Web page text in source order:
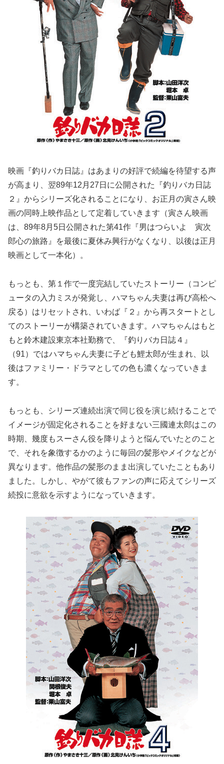
映画『釣りバカ日誌』はあまりの好評で続編を待望する声
が高まり、翌89年12月27日に公開された『釣りバカ日誌
２』からシリーズ化されることになり、お正月の寅さん映
画の同時上映作品として定着していきます（寅さん映画
は、89年8月5日公開された第41作『男はつらいよ 寅次
郎心の旅路』を最後に夏休み興行がなくなり、以後は正月
映画として一本化）。
もっとも、第１作で一度完結していたストーリー（コンピ
ュータの入力ミスが発覚し、ハマちゃん夫妻は再び高松へ
戻る）はリセットされ、いわば『２』から再スタートとし
てのストーリーが構築されていきます。ハマちゃんはもと
もと鈴木建設東京本社勤務で、『釣りバカ日誌４』
（91）ではハマちゃん夫妻に子ども鯉太郎が生まれ、以
後はファミリー・ドラマとしての色も濃くなっていきま
す。
もっとも、シリーズ連続出演で同じ役を演じ続けることで
イメージが固定化されることを好まない三國連太郎はこの
時期、幾度もスーさん役を降りようと悩んでいたとのこと
で、それを象徴するかのように毎回の髪形やメイクなどが
異なります。他作品の髪形のまま出演していたこともあり
ました。しかし、やがて彼もファンの声に応えてシリーズ
続投に意欲を示すようになっていきます。